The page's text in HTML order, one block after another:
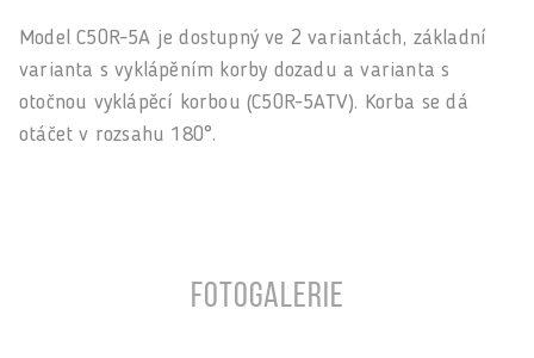
Fotogalerie
Model C50R-5A je dostupný ve 2 variantách, základní
varianta s vyklápěním korby dozadu a varianta s
otočnou vyklápěcí korbou (C50R-5ATV). Korba se dá
otáčet v rozsahu 180°.